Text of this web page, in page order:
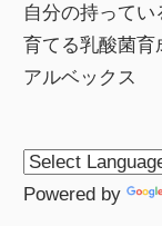
自分の持ってい
育てる乳酸菌育
アルベックス
Powered by